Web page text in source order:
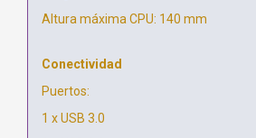
Altura máxima CPU: 140 mm
Conectividad
Puertos:
1 x USB 3.0